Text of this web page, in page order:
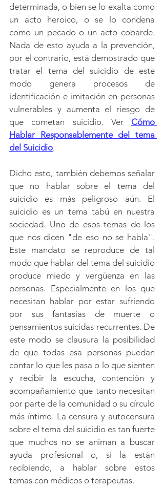
determinada, o bien se lo exalta como
un acto heroico, o se lo condena
como un pecado o un acto cobarde.
Nada de esto ayuda a la prevención,
por el contrario, está demostrado que
tratar el tema del suicidio de este
modo genera procesos de
identificación e imitación en personas
vulnerables y aumenta el riesgo de
que cometan suicidio. Ver Cómo
Hablar Responsablemente del tema
del Suicidio.
Dicho esto, también debemos señalar
que no hablar sobre el tema del
suicidio es más peligroso aún. El
suicidio es un tema tabú en nuestra
sociedad. Uno de esos temas de los
que nos dicen "de eso no se habla".
Este mandato se reproduce de tal
modo que hablar del tema del suicidio
produce miedo y vergüenza en las
personas. Especialmente en los que
necesitan hablar por estar sufriendo
por sus fantasías de muerte o
pensamientos suicidas recurrentes. De
este modo se clausura la posibilidad
de que todas esa personas puedan
contar lo que les pasa o lo que sienten
y recibir la escucha, contención y
acompañamiento que tanto necesitan
por parte de la comunidad o su círculo
más íntimo. La censura y autocensura
sobre el tema del suicidio es tan fuerte
que muchos no se animan a buscar
ayuda profesional o, si la están
recibiendo, a hablar sobre estos
temas con médicos o terapeutas.